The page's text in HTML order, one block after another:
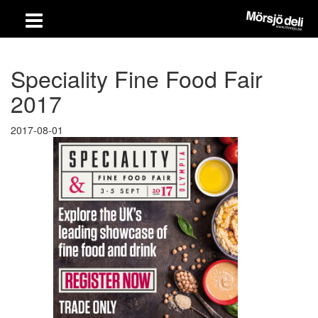
Speciality Fine Food Fair
2017
2017-08-01